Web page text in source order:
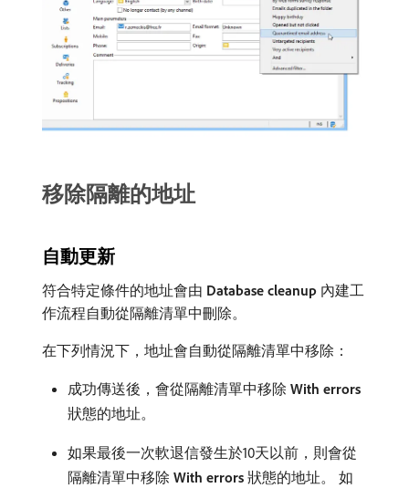
移除隔離的地址
自動更新
符合特定條件的地址會由​ Database cleanup ​內建工
作流程自動從隔離清單中刪除。
在下列情況下，地址會自動從隔離清單中移除：
成功傳送後，會從隔離清單中移除​ With errors
狀態的地址。
如果最後一次軟退信發生於10天以前，則會從
隔離清單中移除​ With errors ​狀態的地址。 如